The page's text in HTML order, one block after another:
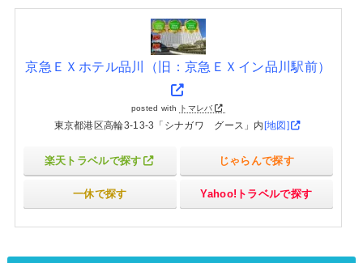
京急ＥＸホテル品川（旧：京急ＥＸイン品川駅前）
posted with トマレバ
東京都港区高輪3-13-3「シナガワ グース」内[地図]
楽天トラベルで探す じゃらんで探す
一休で探す Yahoo!トラベルで探す